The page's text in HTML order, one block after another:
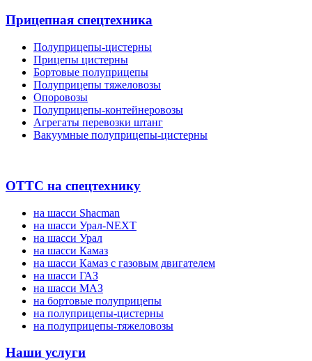
Прицепная спецтехника
Полуприцепы-цистерны
Прицепы цистерны
Бортовые полуприцепы
Полуприцепы тяжеловозы
Опоровозы
Полуприцепы-контейнеровозы
Агрегаты перевозки штанг
Вакуумные полуприцепы-цистерны
ОТТС на спецтехнику
на шасси Shacman
на шасси Урал-NEXT
на шасси Урал
на шасси Камаз
на шасси Камаз с газовым двигателем
на шасси ГАЗ
на шасси МАЗ
на бортовые полуприцепы
на полуприцепы-цистерны
на полуприцепы-тяжеловозы
Наши услуги